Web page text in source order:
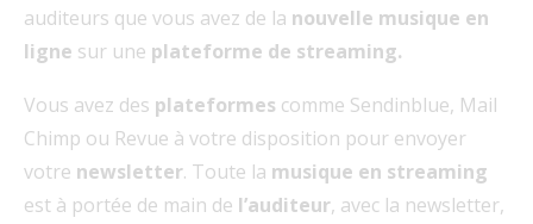
auditeurs que vous avez de la nouvelle musique en
ligne sur une plateforme de streaming.
Vous avez des plateformes comme Sendinblue, Mail
Chimp ou Revue à votre disposition pour envoyer
votre newsletter. Toute la musique en streaming
est à portée de main de l’auditeur, avec la newsletter,